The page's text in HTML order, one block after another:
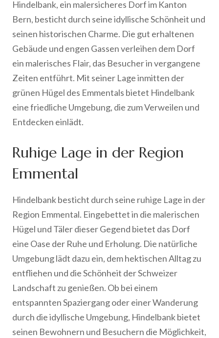
Hindelbank, ein malersicheres Dorf im Kanton
Bern, besticht durch seine idyllische Schönheit und
seinen historischen Charme. Die gut erhaltenen
Gebäude und engen Gassen verleihen dem Dorf
ein malerisches Flair, das Besucher in vergangene
Zeiten entführt. Mit seiner Lage inmitten der
grünen Hügel des Emmentals bietet Hindelbank
eine friedliche Umgebung, die zum Verweilen und
Entdecken einlädt.
Ruhige Lage in der Region
Emmental
Hindelbank besticht durch seine ruhige Lage in der
Region Emmental. Eingebettet in die malerischen
Hügel und Täler dieser Gegend bietet das Dorf
eine Oase der Ruhe und Erholung. Die natürliche
Umgebung lädt dazu ein, dem hektischen Alltag zu
entfliehen und die Schönheit der Schweizer
Landschaft zu genießen. Ob bei einem
entspannten Spaziergang oder einer Wanderung
durch die idyllische Umgebung, Hindelbank bietet
seinen Bewohnern und Besuchern die Möglichkeit,